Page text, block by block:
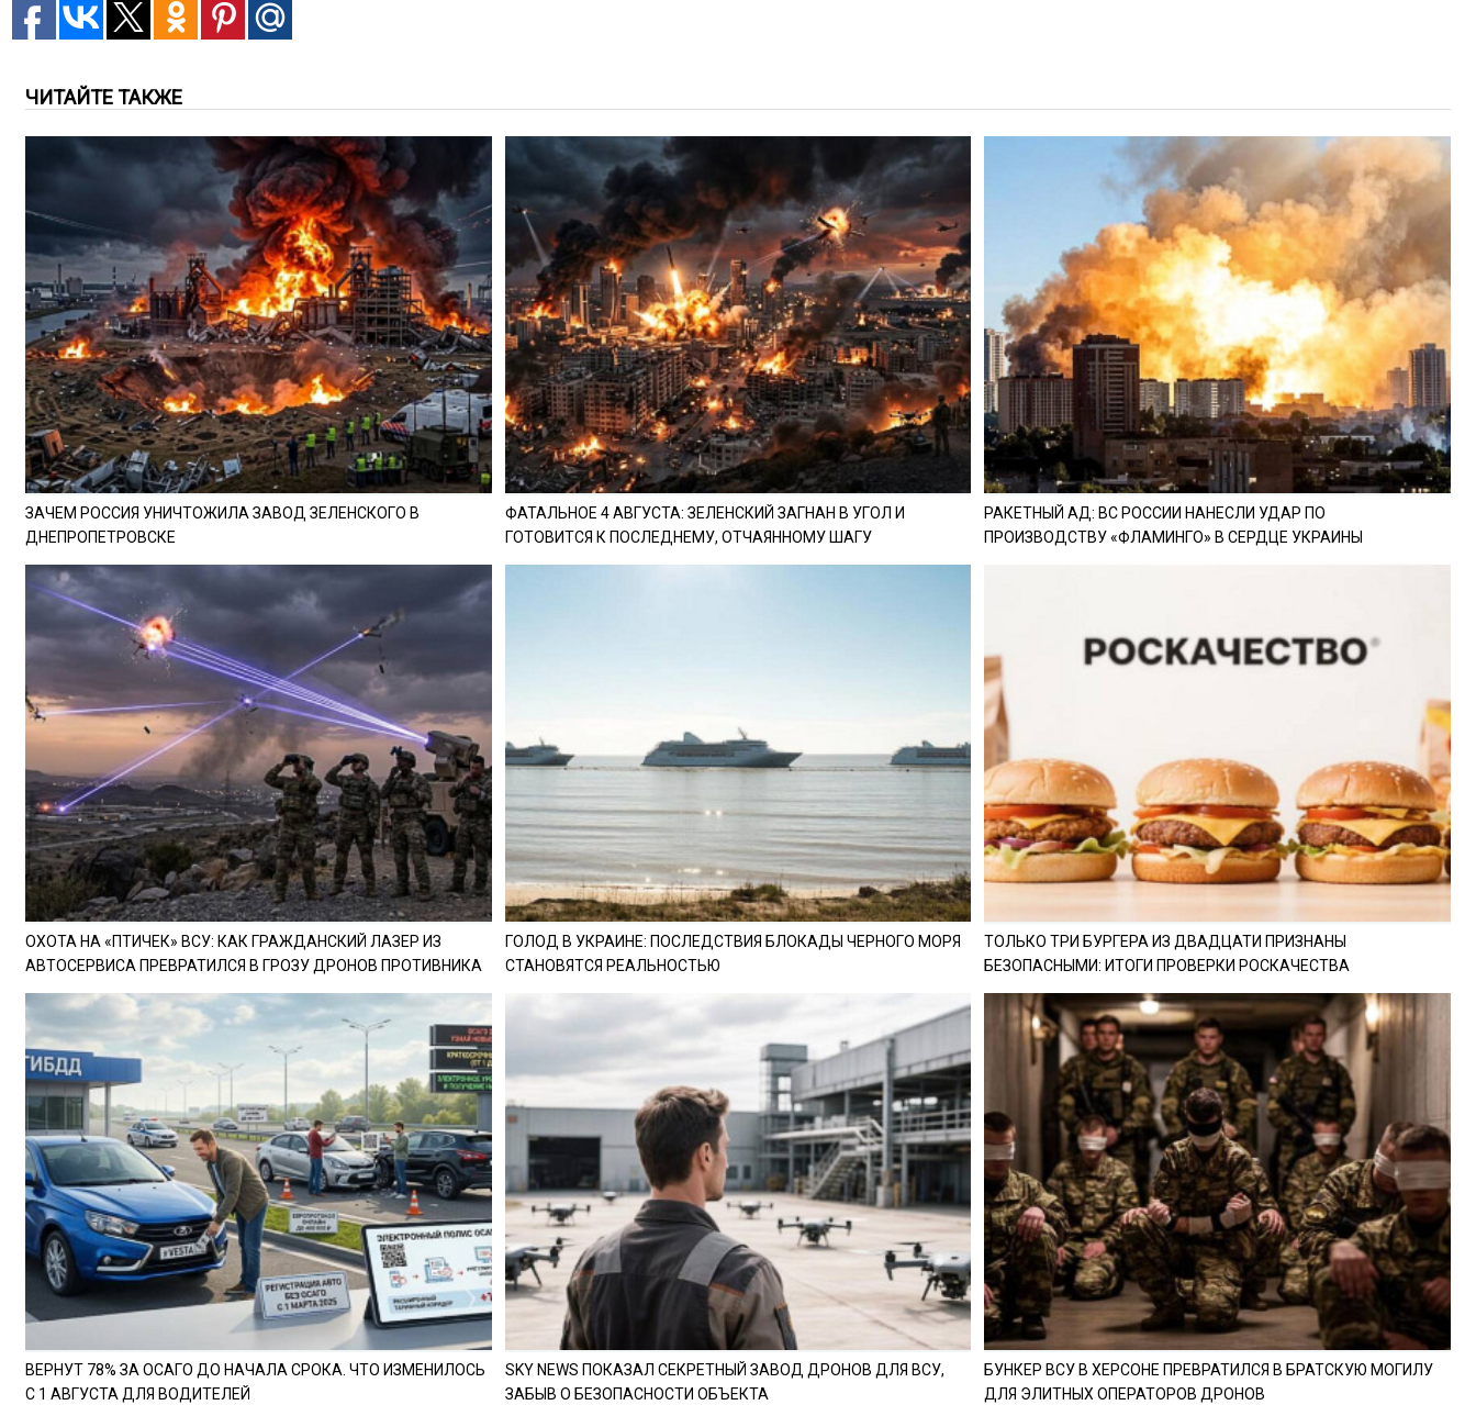
ЧИТАЙТЕ ТАКЖЕ
ЗАЧЕМ РОССИЯ УНИЧТОЖИЛА ЗАВОД ЗЕЛЕНСКОГО В
ДНЕПРОПЕТРОВСКЕ
ФАТАЛЬНОЕ 4 АВГУСТА: ЗЕЛЕНСКИЙ ЗАГНАН В УГОЛ И
ГОТОВИТСЯ К ПОСЛЕДНЕМУ, ОТЧАЯННОМУ ШАГУ
РАКЕТНЫЙ АД: ВС РОССИИ НАНЕСЛИ УДАР ПО
ПРОИЗВОДСТВУ «ФЛАМИНГО» В СЕРДЦЕ УКРАИНЫ
ОХОТА НА «ПТИЧЕК» ВСУ: КАК ГРАЖДАНСКИЙ ЛАЗЕР ИЗ
АВТОСЕРВИСА ПРЕВРАТИЛСЯ В ГРОЗУ ДРОНОВ ПРОТИВНИКА
ГОЛОД В УКРАИНЕ: ПОСЛЕДСТВИЯ БЛОКАДЫ ЧЕРНОГО МОРЯ
СТАНОВЯТСЯ РЕАЛЬНОСТЬЮ
ТОЛЬКО ТРИ БУРГЕРА ИЗ ДВАДЦАТИ ПРИЗНАНЫ
БЕЗОПАСНЫМИ: ИТОГИ ПРОВЕРКИ РОСКАЧЕСТВА
ВЕРНУТ 78% ЗА ОСАГО ДО НАЧАЛА СРОКА. ЧТО ИЗМЕНИЛОСЬ
С 1 АВГУСТА ДЛЯ ВОДИТЕЛЕЙ
SKY NEWS ПОКАЗАЛ СЕКРЕТНЫЙ ЗАВОД ДРОНОВ ДЛЯ ВСУ,
ЗАБЫВ О БЕЗОПАСНОСТИ ОБЪЕКТА
БУНКЕР ВСУ В ХЕРСОНЕ ПРЕВРАТИЛСЯ В БРАТСКУЮ МОГИЛУ
ДЛЯ ЭЛИТНЫХ ОПЕРАТОРОВ ДРОНОВ